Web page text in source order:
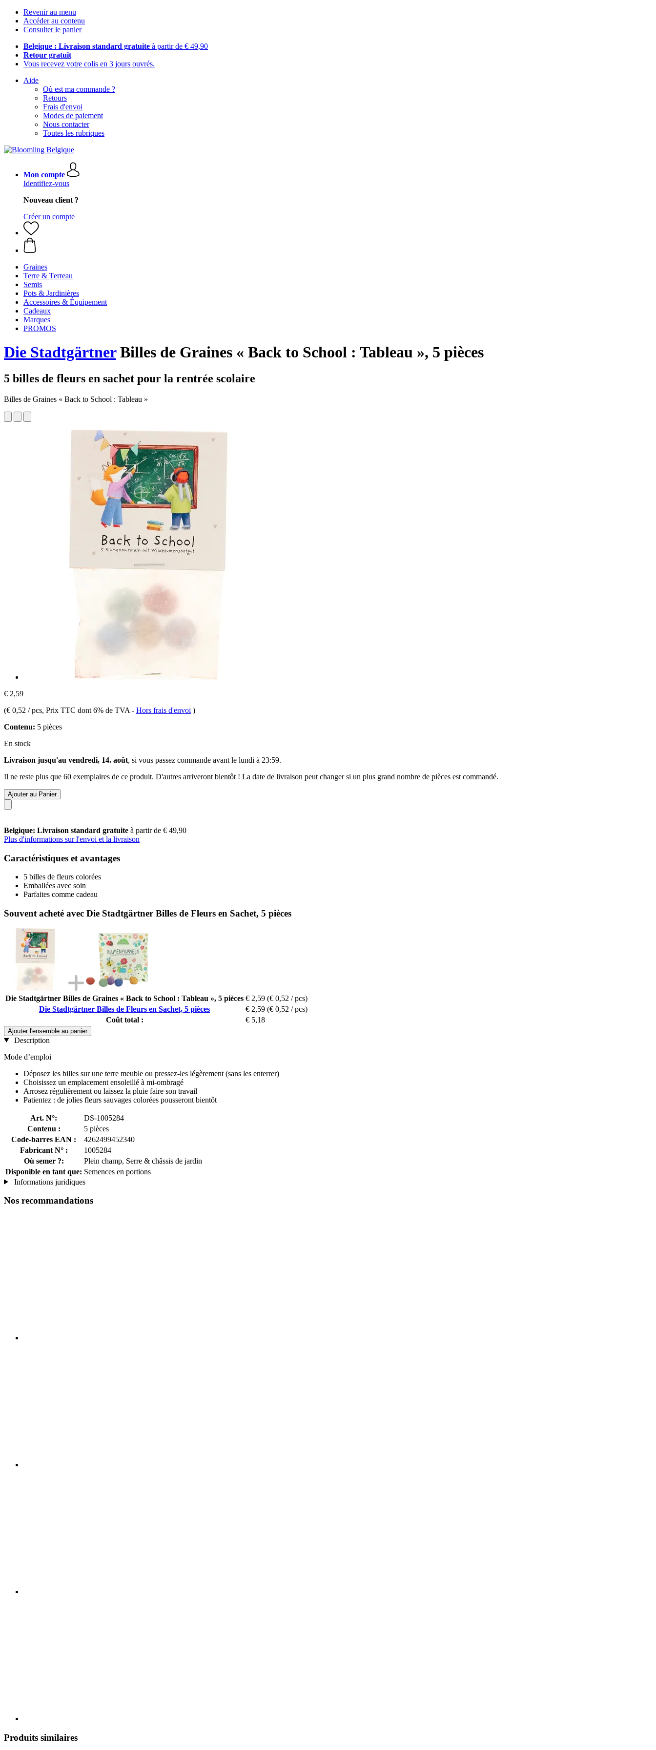
Revenir au menu
Accéder au contenu
Consulter le panier
Belgique : Livraison standard gratuite à partir de € 49,90
Retour gratuit
Vous recevez votre colis en 3 jours ouvrés.
Aide
Où est ma commande ?
Retours
Frais d'envoi
Modes de paiement
Nous contacter
Toutes les rubriques
Mon compte
Identifiez-vous
Nouveau client ?
Créer un compte
Graines
Terre & Terreau
Semis
Pots & Jardinières
Accessoires & Équipement
Cadeaux
Marques
PROMOS
Die StadtgärtnerBilles de Graines « Back to School : Tableau », 5 pièces
5 billes de fleurs en sachet pour la rentrée scolaire
Billes de Graines « Back to School : Tableau »
€ 2,59
(€ 0,52 / pcs, Prix TTC dont 6% de TVA - Hors frais d'envoi )
Contenu: 5 pièces
En stock
Livraison jusqu'au vendredi, 14. août, si vous passez commande avant le lundi à 23:59.
Il ne reste plus que 60 exemplaires de ce produit. D'autres arriveront bientôt ! La date de livraison peut changer si un plus grand nombre de pièces est commandé.
Ajouter au Panier
Belgique: Livraison standard gratuite à partir de € 49,90
Plus d'informations sur l'envoi et la livraison
Caractéristiques et avantages
5 billes de fleurs colorées
Emballées avec soin
Parfaites comme cadeau
Souvent acheté avec Die Stadtgärtner Billes de Fleurs en Sachet, 5 pièces
Die Stadtgärtner Billes de Graines « Back to School : Tableau », 5 pièces € 2,59 (€ 0,52 / pcs)
Die Stadtgärtner Billes de Fleurs en Sachet, 5 pièces
€ 2,59 (€ 0,52 / pcs)
Coût total :
€ 5,18
Ajouter l'ensemble au panier
Description
Mode d’emploi
Déposez les billes sur une terre meuble ou pressez-les légèrement (sans les enterrer)
Choisissez un emplacement ensoleillé à mi-ombragé
Arrosez régulièrement ou laissez la pluie faire son travail
Patientez : de jolies fleurs sauvages colorées pousseront bientôt
Art. N°:
DS-1005284
Contenu :
5 pièces
Code-barres EAN :
4262499452340
Fabricant N° :
1005284
Où semer ?:
Plein champ, Serre & châssis de jardin
Disponible en tant que: Semences en portions
Informations juridiques
Nos recommandations
Produits similaires